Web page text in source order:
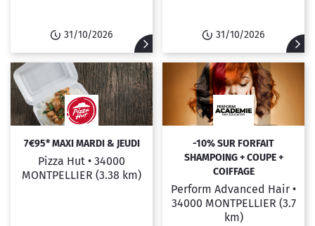
31/10/2026 31/10/2026
7€95* MAXI MARDI & JEUDI
Pizza Hut • 34000
MONTPELLIER (3.38 km)
-10% SUR FORFAIT
SHAMPOING + COUPE +
COIFFAGE
Perform Advanced Hair •
34000 MONTPELLIER (3.7
km)